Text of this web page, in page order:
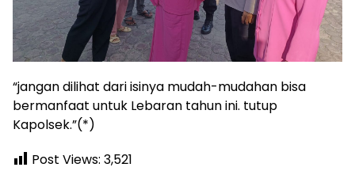
“jangan dilihat dari isinya mudah-mudahan bisa
bermanfaat untuk Lebaran tahun ini. tutup
Kapolsek.”(*)
Post Views: 3,521